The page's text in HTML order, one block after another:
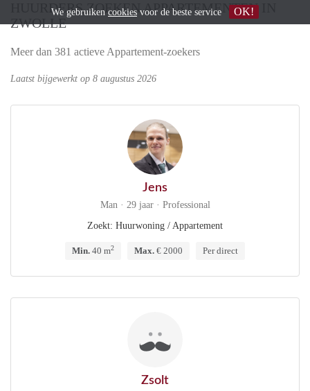
HUURDERS ZOEKEN APPARTEMENTEN IN
ZWOLLE
Meer dan 381 actieve Appartement-zoekers
Laatst bijgewerkt op 8 augustus 2026
Jens
Man · 29 jaar · Professional
Zoekt: Huurwoning / Appartement
Min. 40 m2 Max. € 2000 Per direct
Zsolt
We gebruiken cookies voor de beste service OK!